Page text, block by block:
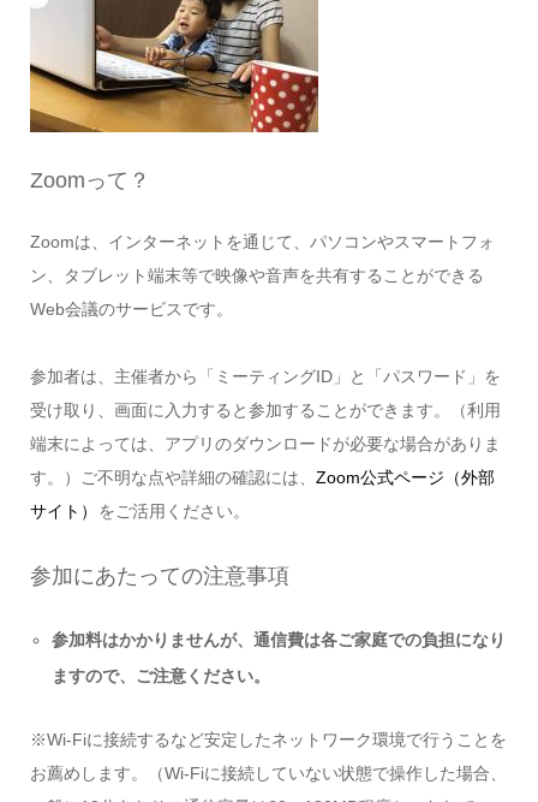
Zoomって？
Zoomは、インターネットを通じて、パソコンやスマートフォ
ン、タブレット端末等で映像や音声を共有することができる
Web会議のサービスです。
参加者は、主催者から「ミーティングID」と「パスワード」を
受け取り、画面に入力すると参加することができます。（利用
端末によっては、アプリのダウンロードが必要な場合がありま
す。）ご不明な点や詳細の確認には、 Zoom公式ページ（外部
サイト）
をご活用ください。
参加にあたっての注意事項
参加料はかかりませんが、通信費は各ご家庭での負担になり
ますので、ご注意ください。
※Wi-Fiに接続するなど安定したネットワーク環境で行うことを
お薦めします。（Wi-Fiに接続していない状態で操作した場合、